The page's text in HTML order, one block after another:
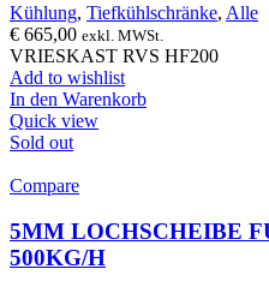
Kühlung, Tiefkühlschränke, Alle
€ 665,00 exkl. MWSt.
VRIESKAST RVS HF200
Add to wishlist
In den Warenkorb
Quick view
Sold out
Compare
5MM LOCHSCHEIBE
500KG/H